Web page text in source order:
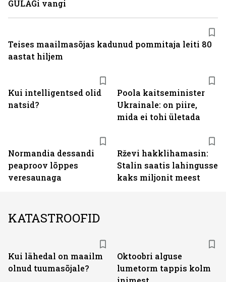
Kui intelligentsed olid
natsid?
Poola kaitseminister
Ukrainale: on piire,
mida ei tohi ületada
Normandia dessandi
peaproov lõppes
veresaunaga
Rževi hakklihamasin:
Stalin saatis lahingusse
kaks miljonit meest
GULAGi vangi
Teises maailmasõjas kadunud pommitaja leiti 80
aastat hiljem
KATASTROOFID
Kui lähedal on maailm
olnud tuumasõjale?
Oktoobri alguse
lumetorm tappis kolm